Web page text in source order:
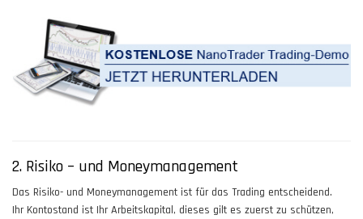
2. Risiko – und Moneymanagement
Das Risiko- und Moneymanagement ist für das Trading entscheidend.
Ihr Kontostand ist Ihr Arbeitskapital, dieses gilt es zuerst zu schützen,